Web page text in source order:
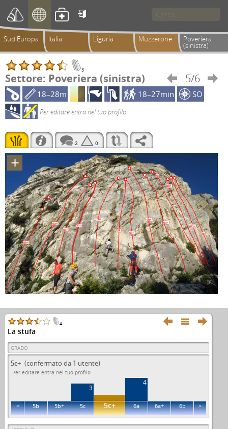

Sud Europa Italia Liguria Muzzerone Poveriera
(sinistra)
3
Settore: Poveriera (sinistra)  5/6

18–28m
18–27min SO
Per editare entra nel tuo profilo
2 0
+
6a+
6a+
5c+
6b+
6b
6b+
6b+
6a+
6b
6b+
6b+
6b
5b+
  
4
La stufa
GRADO
5c+ (confermato da 1 utente)
Per editare entra nel tuo profilo
3
4
< 5b 5b+ 5c 5c+ 6a 6a+ 6b >